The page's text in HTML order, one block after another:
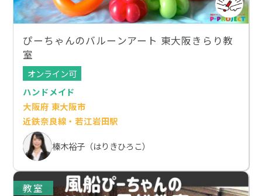
ぴーちゃんのバルーンアート 東大阪きらり教
室
オンライン可
ハンドメイド
大阪府 東大阪市
近鉄奈良線・若江岩田駅
榛木裕子（はりきひろこ）
教室